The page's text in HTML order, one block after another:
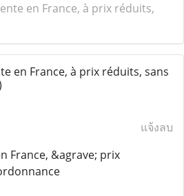
en France, à prix réduits,
en France, à prix réduits, sans
แจ้งลบ
France, &agrave; prix